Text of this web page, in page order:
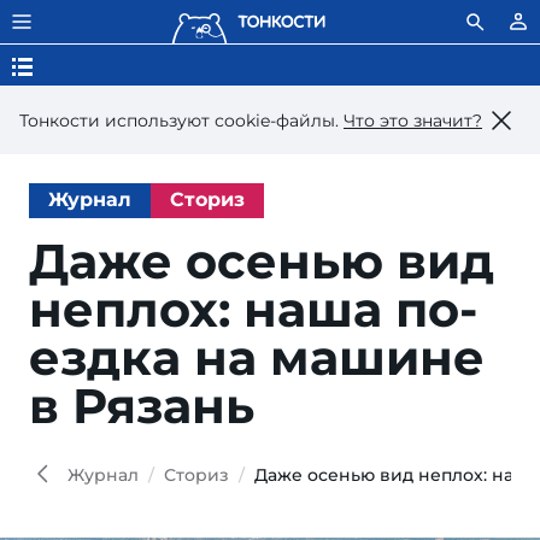
Тонкости используют сookie-файлы. Что это значит?
Журнал Сториз
Даже осенью вид
не­плох: на­ша по­
езд­ка на ма­ши­не
в Рязань
Журнал Сториз Даже осенью вид неплох: